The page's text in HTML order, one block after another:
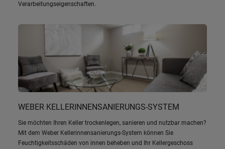
Verarbeitungseigenschaften.
WEBER KELLERINNENSANIERUNGS-SYSTEM
Sie möchten Ihren Keller trockenlegen, sanieren und nutzbar machen?
Mit dem Weber Kellerinnensanierungs-System können Sie
Feuchtigkeitsschäden von innen beheben und Ihr Kellergeschoss